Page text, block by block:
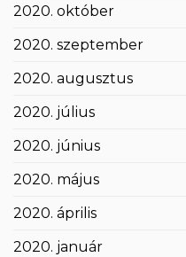
2020. október
2020. szeptember
2020. augusztus
2020. július
2020. június
2020. május
2020. április
2020. január